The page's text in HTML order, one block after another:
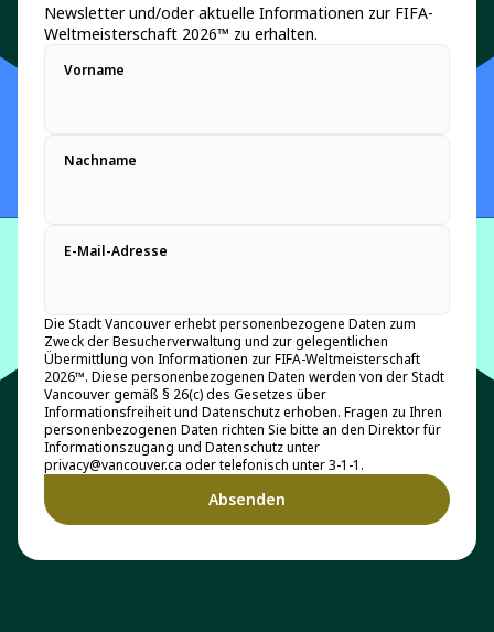
Newsletter und/oder aktuelle Informationen zur FIFA-
Weltmeisterschaft 2026™ zu erhalten.
Vorname
Nachname
E-Mail-Adresse
Die Stadt Vancouver erhebt personenbezogene Daten zum
Zweck der Besucherverwaltung und zur gelegentlichen
Übermittlung von Informationen zur FIFA-Weltmeisterschaft
2026™. Diese personenbezogenen Daten werden von der Stadt
Vancouver gemäß § 26(c) des Gesetzes über
Informationsfreiheit und Datenschutz erhoben. Fragen zu Ihren
personenbezogenen Daten richten Sie bitte an den Direktor für
Informationszugang und Datenschutz unter
privacy@vancouver.ca oder telefonisch unter 3-1-1.